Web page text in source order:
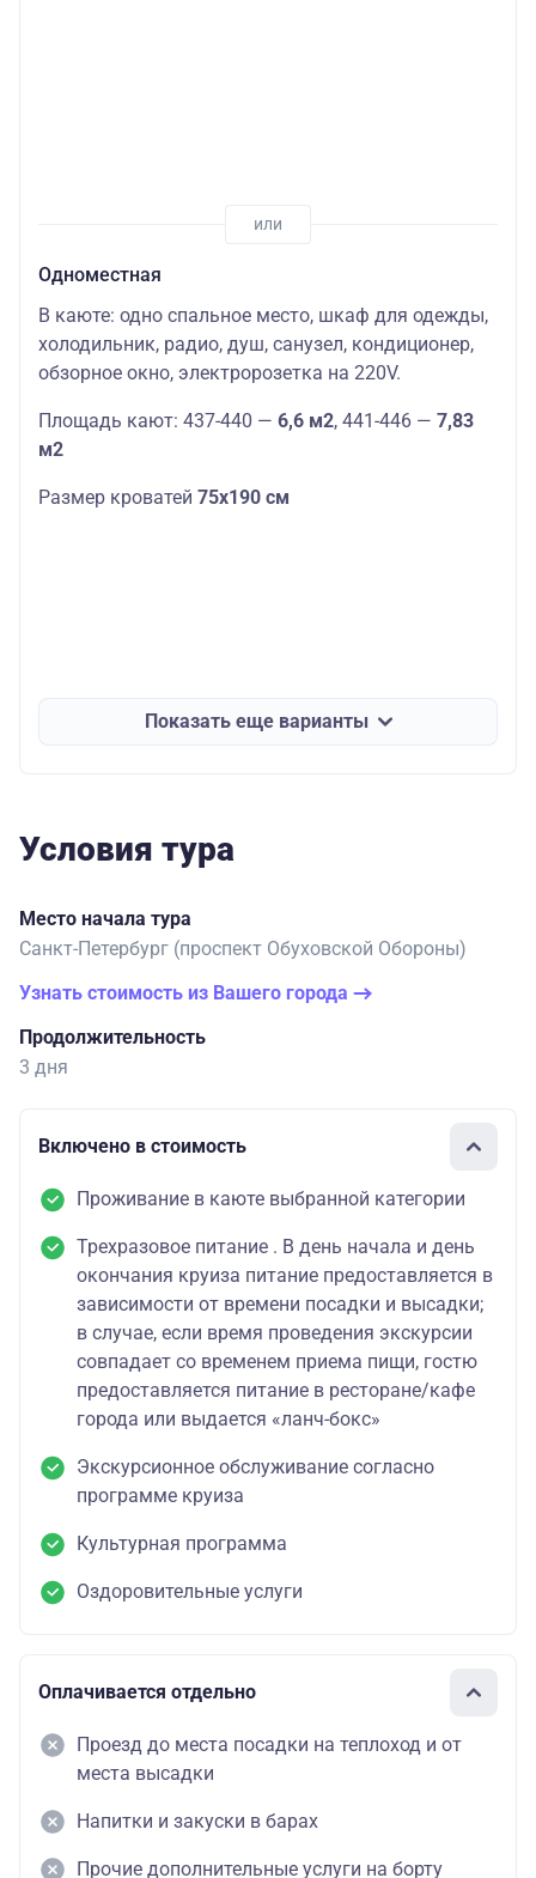
Одноместная
В каюте: одно спальное место, шкаф для одежды,
холодильник, радио, душ, санузел, кондиционер,
обзорное окно, электророзетка на 220V.
Площадь кают: 437-440 — 6,6 м2, 441-446 — 7,83
м2
Размер кроватей 75х190 см
Показать еще варианты
Условия тура
Место начала тура
Санкт-Петербург (проспект Обуховской Обороны)
Узнать стоимость из Вашего города
Продолжительность
3 дня
Включено в стоимость
Проживание в каюте выбранной категории
Трехразовое питание . В день начала и день
окончания круиза питание предоставляется в
зависимости от времени посадки и высадки;
в случае, если время проведения экскурсии
совпадает со временем приема пищи, гостю
предоставляется питание в ресторане/кафе
города или выдается «ланч-бокс»
Экскурсионное обслуживание согласно
программе круиза
Культурная программа
Оздоровительные услуги
Оплачивается отдельно
Проезд до места посадки на теплоход и от
места высадки
Напитки и закуски в барах
Прочие дополнительные услуги на борту